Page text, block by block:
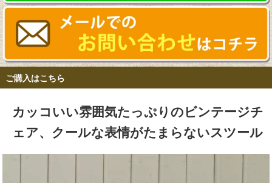
ご購入はこちら
カッコいい雰囲気たっぷりのビンテージチ
ェア、クールな表情がたまらないスツール